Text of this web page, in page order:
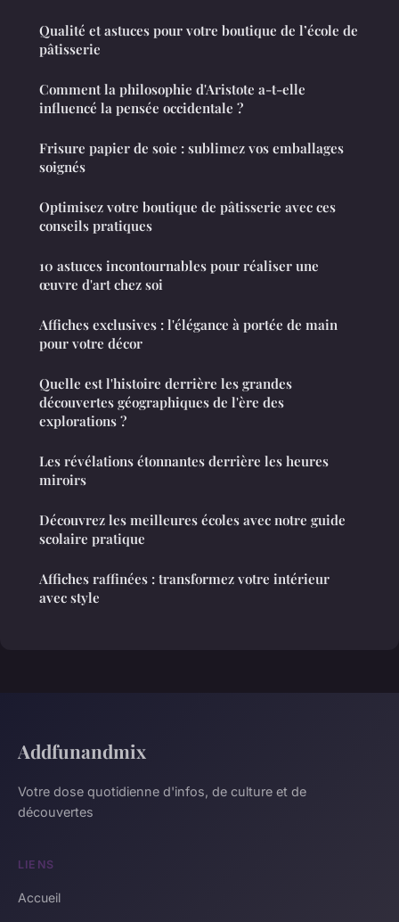
Qualité et astuces pour votre boutique de l’école de
pâtisserie
Comment la philosophie d'Aristote a-t-elle
influencé la pensée occidentale ?
Frisure papier de soie : sublimez vos emballages
soignés
Optimisez votre boutique de pâtisserie avec ces
conseils pratiques
10 astuces incontournables pour réaliser une
œuvre d'art chez soi
Affiches exclusives : l'élégance à portée de main
pour votre décor
Quelle est l'histoire derrière les grandes
découvertes géographiques de l'ère des
explorations ?
Les révélations étonnantes derrière les heures
miroirs
Découvrez les meilleures écoles avec notre guide
scolaire pratique
Affiches raffinées : transformez votre intérieur
avec style
Addfunandmix
Votre dose quotidienne d'infos, de culture et de
découvertes
LIENS
Accueil